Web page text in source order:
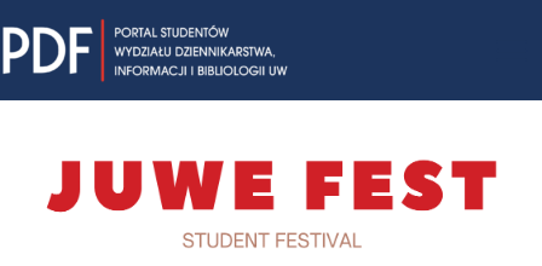
to
content